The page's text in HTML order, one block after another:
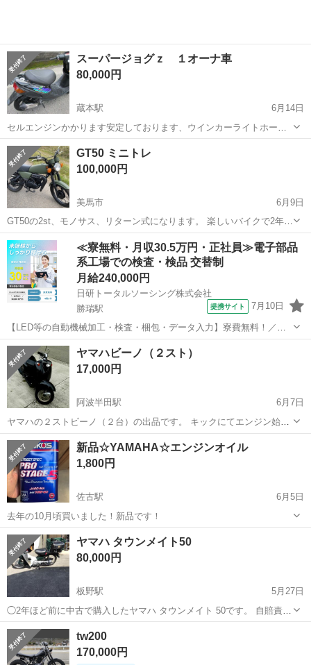
スーパージョグｚ １オーナ車
80,000円
蔵本駅
6月14日
セルエンジンかかります安定しております、ウインカーライトホーン
確認が取れております、書類あります。不具合なし引き取り場所は中
島田町のキヨ−エイタクトの裏の駐車場でお願いします、090-
3783−1967です、よろしくお願い致...
徳島 徳島市 ヤマハ
GT50 ミニトレ
100,000円
美馬市
6月9日
GT50の2st、モノサス、リターン式になります。 楽しいバイクで2年ほ
ど前にレストアしてましたが他のバイクを触ってますので不要になり
出品しました。 走る止まる曲がる問題ありません。 フレームからエン
ジンを下ろ...
徳島 美馬市 ヤマハ オーバーフロー
≪寮無料・月収30.5万円・正社員≫電子部品
系工場での検査・検品 交替制
月給240,000円
日研トータルソーシング株式会社
勝瑞駅
提携サイト 7月10日
【LED等の自動機械加工・検査・梱包・データ入力】寮費無料！／年
間休日は130日以上／未経験OK！ お仕事について スマートフォンやパ
ソコン、車などに使われるLED等の電子部品の製造とそれに付帯する
作業になります。①部品を...
徳島 鳴門市 勝瑞駅
ヤマハビーノ（２スト）
17,000円
阿波半田駅
6月7日
ヤマハの２ストビーノ（２台）の出品です。 キックにてエンジン始動
確認済です。 セルはバッテリー消耗の為始動はしませんでしたが、始
動しそうな音はしてますのでバッテリー交換で生き返ると思います。
子供が大学で使用していた車両です...
徳島 美馬郡 阿波半田駅 ヤマハ
新品☆YAMAHA☆エンジンオイル
1,800円
佐古駅
6月5日
去年の10月頃買いました！新品です！
徳島 徳島市 佐古駅
ヤマハ タウンメイト50
80,000円
板野駅
5月27日
◯2年ほど前に中古で購入したヤマハ タウンメイト 50です。 自賠責保
険、令和8年まであり 【傷などの状態】とくに目立った大きな傷はあ
りません。 【アピールポイント】状態はいいのでまだまだ使えます！
最近バッテリーとタイヤ変...
徳島 板野郡
tw200
170,000円